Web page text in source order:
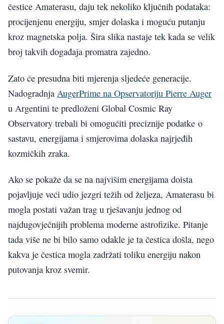
čestice Amaterasu, daju tek nekoliko ključnih podataka:
procijenjenu energiju, smjer dolaska i moguću putanju
kroz magnetska polja. Šira slika nastaje tek kada se velik
broj takvih događaja promatra zajedno.
Zato će presudna biti mjerenja sljedeće generacije.
Nadogradnja AugerPrime na Opservatoriju Pierre Auger
u Argentini te predloženi Global Cosmic Ray
Observatory trebali bi omogućiti preciznije podatke o
sastavu, energijama i smjerovima dolaska najrjeđih
kozmičkih zraka.
Ako se pokaže da se na najvišim energijama doista
pojavljuje veći udio jezgri težih od željeza, Amaterasu bi
mogla postati važan trag u rješavanju jednog od
najdugovječnijih problema moderne astrofizike. Pitanje
tada više ne bi bilo samo odakle je ta čestica došla, nego
kakva je čestica mogla zadržati toliku energiju nakon
putovanja kroz svemir.